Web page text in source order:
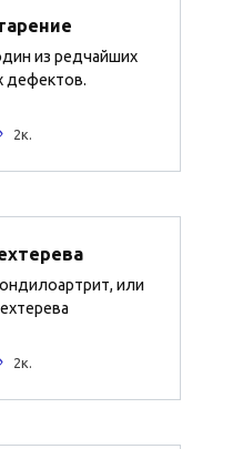
из редчайших
дефектов.
2к.
или
2к.